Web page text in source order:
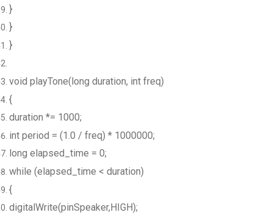
}
}
}
void playTone(long duration, int freq)
{
duration *= 1000;
int period = (1.0 / freq) * 1000000;
long elapsed_time = 0;
while (elapsed_time < duration)
{
digitalWrite(pinSpeaker,HIGH);